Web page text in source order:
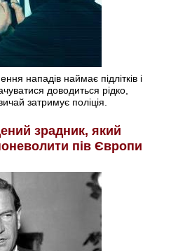
нападів наймає підлітків і
доводиться рідко,
затримує поліція.
зрадник, який
пів Європи